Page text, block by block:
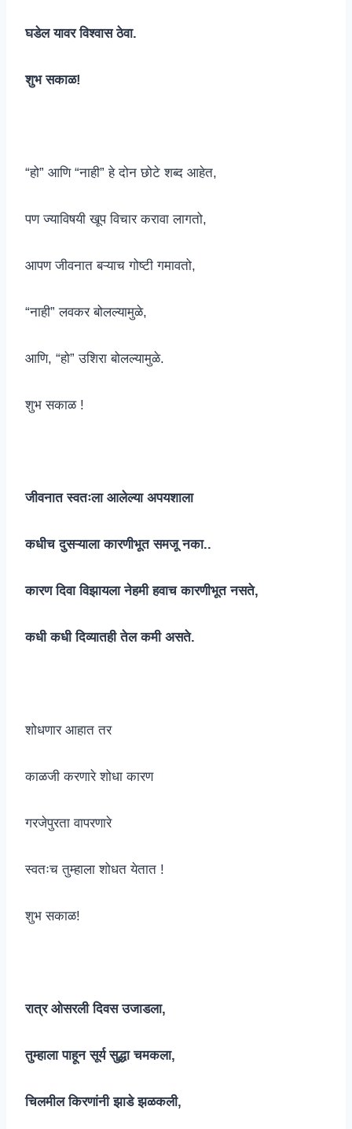
घडेल यावर विश्वास ठेवा.
शुभ सकाळ!
“हो” आणि “नाही” हे दोन छोटे शब्द आहेत,
पण ज्याविषयी खूप विचार करावा लागतो,
आपण जीवनात बऱ्याच गोष्टी गमावतो,
“नाही” लवकर बोलल्यामुळे,
आणि, “हो” उशिरा बोलल्यामुळे.
शुभ सकाळ !
जीवनात स्वतःला आलेल्या अपयशाला
कधीच दुसऱ्याला कारणीभूत समजू नका..
कारण दिवा विझायला नेहमी हवाच कारणीभूत नसते,
कधी कधी दिव्यातही तेल कमी असते.
शोधणार आहात तर
काळजी करणारे शोधा कारण
गरजेपुरता वापरणारे
स्वतःच तुम्हाला शोधत येतात !
शुभ सकाळ!
रात्र ओसरली दिवस उजाडला,
तुम्हाला पाहून सूर्य सुद्धा चमकला,
चिलमील किरणांनी झाडे झळकली,